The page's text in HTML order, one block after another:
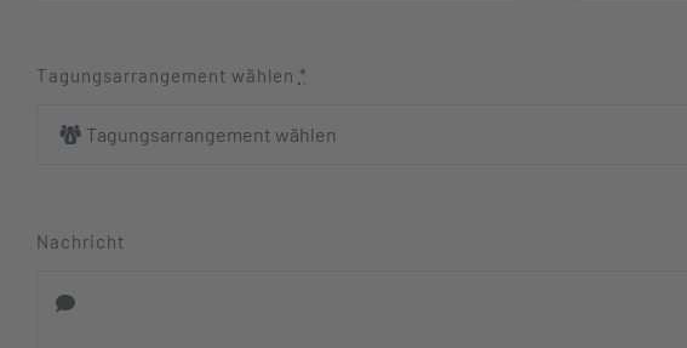
Tagungsarrangement wählen *
Nachricht